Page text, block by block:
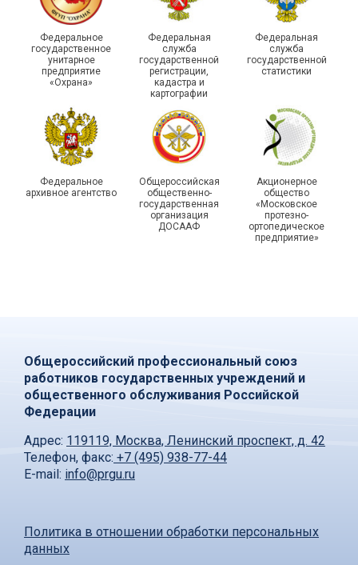
215-й юбилей
государственной
статистики отметили в
Республике Саха (Якутия)
Храбрым детям – добрые
подарки
Федеральное
государственное
унитарное
предприятие
«Охрана»
Федеральная
служба
государственной
регистрации,
кадастра и
картографии
Федеральная
служба
государственной
статистики
Федеральное
архивное агентство
Общероссийская
общественно-
государственная
организация
ДОСААФ
Акционерное
общество
«Московское
протезно-
ортопедическое
предприятие»
Общероссийский профессиональный союз
работников государственных учреждений и
общественного обслуживания Российской
Федерации
Адрес: 119119, Москва, Ленинский проспект, д. 42
Телефон, факс: +7 (495) 938-77-44
E-mail: info@prgu.ru
Политика в отношении обработки персональных
данных